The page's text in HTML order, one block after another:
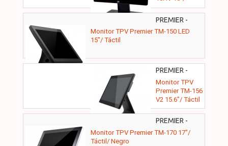
Táctil
PREMIER -
TPM15TOUCHCAPB
Monitor TPV Premier TM-150 LED
15"/ Táctil
PREMIER -
TPM156TOUCHCAPB1
Monitor TPV
Premier TM-156
V2 15.6"/ Táctil
PREMIER -
TPM17TOUCHCAPB
Monitor TPV Premier TM-170 17"/
Táctil/ Negro